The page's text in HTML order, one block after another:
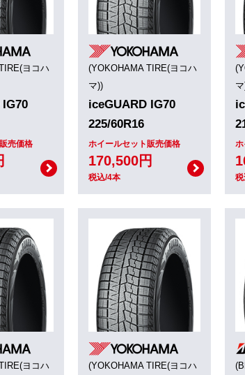
ヨコハ
売価格
(YOKOHAMA TIRE(ヨコハ
マ))
iceGUARD IG70
225/60R16
ホイールセット販売価格
170,500円
税込/4本
ヨコハ
(YOKOHAMA TIRE(ヨコハ